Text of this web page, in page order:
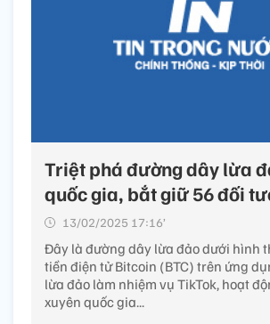
Triệt phá đường dây lừa
quốc gia, bắt giữ 56 đối
13/02/2025 17:16’
Đây là đường dây lừa đảo dưới hình
tiền điện tử Bitcoin (BTC) trên ứng
lừa đảo làm nhiệm vụ TikTok, hoạt
xuyên quốc gia...